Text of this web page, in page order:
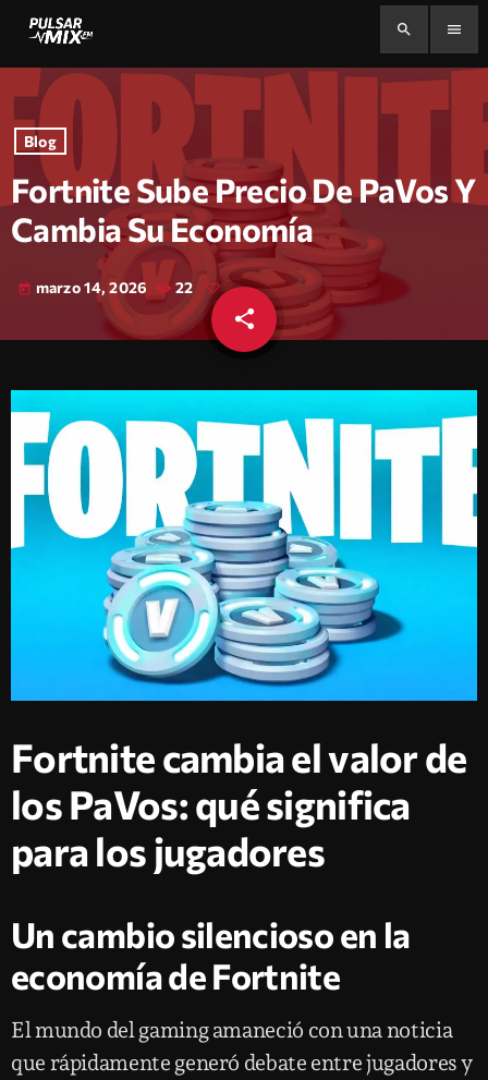
search menu
Blog
Fortnite Sube Precio De PaVos Y
Cambia Su Economía
today marzo 14, 2026 22
share
email
Fortnite cambia el valor de
los PaVos: qué significa
para los jugadores
Un cambio silencioso en la
economía de Fortnite
El mundo del gaming amaneció con una noticia
que rápidamente generó debate entre jugadores y